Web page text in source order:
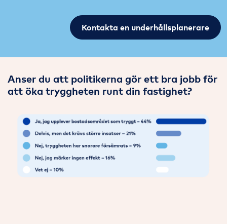
Kontakta en underhållsplanerare
Anser du att politikerna gör ett bra jobb för
att öka tryggheten runt din fastighet?